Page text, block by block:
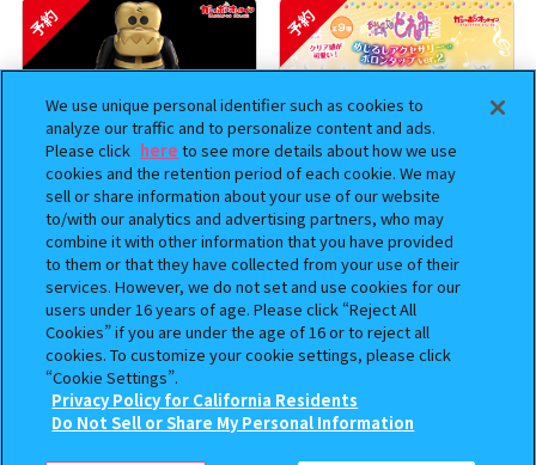
予約
BOUNTY HUNTER 『スカル
くん』ミニチュアフィギュアコ
レクション２
オンライン 500円
予約
おジャ魔女どれみ めじるし
アクセサリー ポロンタップ
ver. 2
オンライン
予約 予約
この商品が売っているお店
We use unique personal identifier such as cookies to
analyze our traffic and to personalize content and ads.
Please click here to see more details about how we use
cookies and the retention period of each cookie. We may
sell or share information about your use of our website
to/with our analytics and advertising partners, who may
combine it with other information that you have provided
to them or that they have collected from your use of their
services. However, we do not set and use cookies for our
users under 16 years of age. Please click “Reject All
Cookies” if you are under the age of 16 or to reject all
cookies. To customize your cookie settings, please click
“Cookie Settings”.
Privacy Policy for California Residents
Do Not Sell or Share My Personal Information